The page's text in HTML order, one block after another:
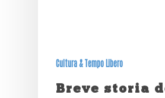
Cultura & Tempo Libero
Breve storia